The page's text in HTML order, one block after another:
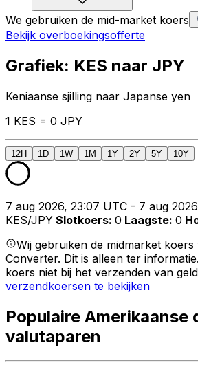
We gebruiken de mid-market koers
Bekijk overboekingsofferte
Grafiek: KES naar JPY
Keniaanse sjilling naar Japanse yen
1 KES = 0 JPY
12H 1D 1W 1M 1Y 2Y 5Y 10Y
7 aug 2026, 23:07 UTC - 7 aug
KES/JPY Slotkoers: 0 Laagste: 0
Wij gebruiken de midmarket
Converter. Dit is alleen ter
koers niet bij het verzenden van
verzendkoersen te bekijken
Populaire Amerikaanse
valutaparen